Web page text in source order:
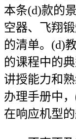
本条(d)款的
空器、飞翔
的清单。(d)
的课程中的
讲授能力和
办理手册中
在响应机型